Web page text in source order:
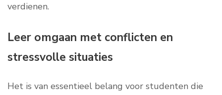
verdienen.
Leer omgaan met conflicten en
stressvolle situaties
Het is van essentieel belang voor studenten die